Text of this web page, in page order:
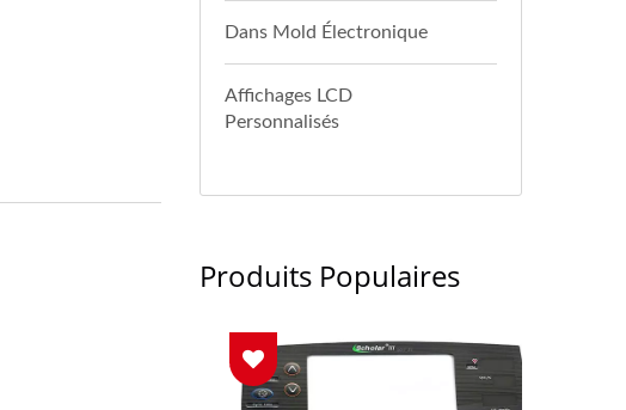
Dans Mold Électronique
Affichages LCD
Personnalisés
Produits Populaires